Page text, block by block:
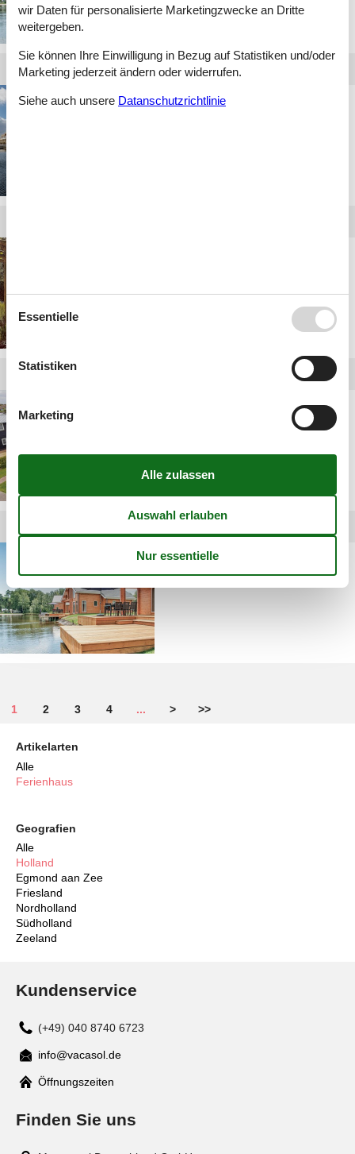
Fewo Südholland
Finca Niederlande
Finca in Holland mieten
1 2 3 4 ... > >>
Artikelarten
Alle
Ferienhaus
Geografien
Alle
Holland
Egmond aan Zee
Friesland
Nordholland
Südholland
Zeeland
Kundenservice
(+49) 040 8740 6723
Mail
info@vacasol.de
Öffnungszeiten
Finden Sie uns
wir Daten für personalisierte Marketingzwecke an Dritte
weitergeben.
Sie können Ihre Einwilligung in Bezug auf Statistiken und/oder
Marketing jederzeit ändern oder widerrufen.
Siehe auch unsere Datanschutzrichtlinie
Essentielle
Statistiken
Marketing